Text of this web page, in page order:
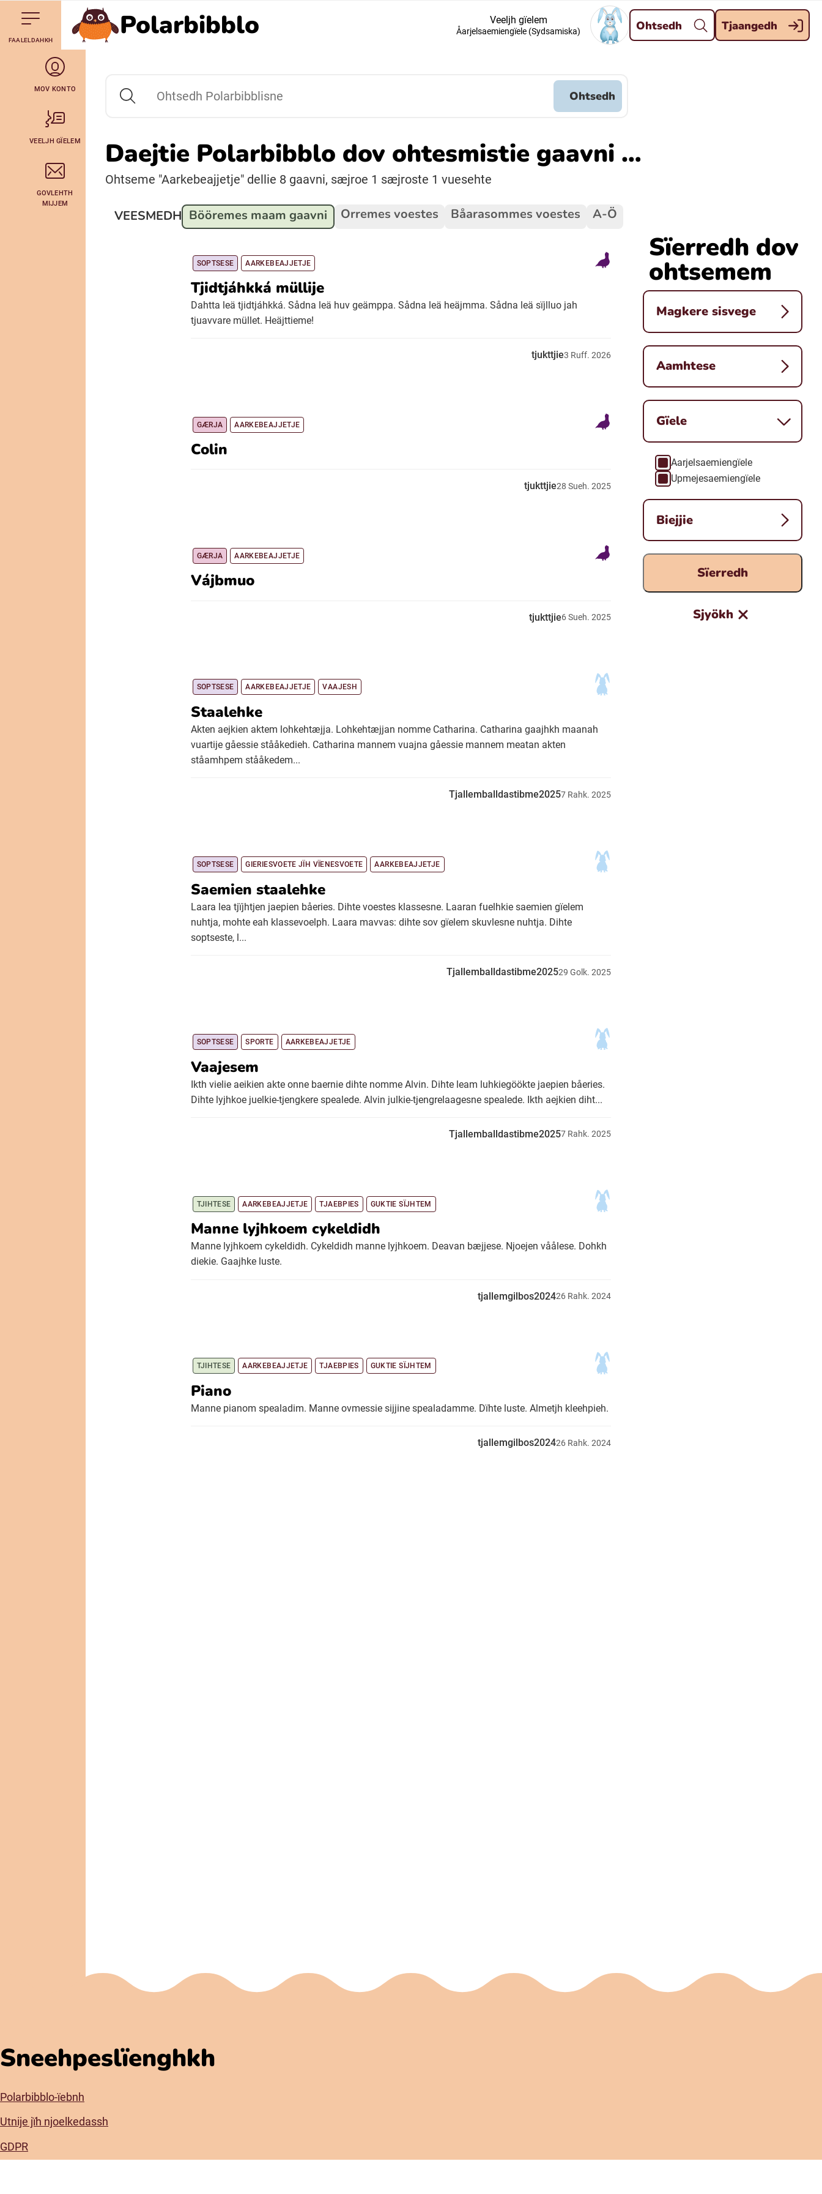
Till navigering av sidans innehåll
Till övergripande innehåll för webbplatsen
Svenska Meänkieli
Davvisámegiella (Nordsamiska)
Bidumsámegiella (Pitesamiska)
Resanderomani (Romska) Kelderash (Romska)
Lovari (Romska)
FAALELDAHKH AalkoebealanPolarbibblo Veeljh gïelem
Åarjelsaemiengïele (Sydsamiska) Ohtsedh Tjaangedh
MOV KONTO
VEELJH GÏELEM
GOVLEHTH
MIJJEM
Ohtsedh Polarbibblisne
Ohtsedh
Daejtie Polarbibblo dov ohtesmistie gaavni …
Ohtseme "Aarkebeajjetje" dellie 8 gaavni, sæjroe 1 sæjroste 1 vuesehte
Sïerredh dov
ohtsemem
Magkere sisvege
Aamhtese
Gïele
GïeleÅarjelsaemiengïele
Upmejesaemiengïele
Biejjie
Sïerredh
Sjyökh
VEESMEDH Bööremes maam gaavni Orremes voestes Båarasommes voestes A-Ö
SOPTSESE AARKEBEAJJETJE
Tjidtjáhkká müllije
Dahtta leä tjidtjáhkká. Sådna leä huv geämppa. Sådna leä heäjmma. Sådna leä sïjlluo jah
tjuavvare müllet. Heäjttieme!
tjukttjie3 Ruff. 2026
GÆRJA AARKEBEAJJETJE
Colin
tjukttjie28 Sueh. 2025
GÆRJA AARKEBEAJJETJE
Vájbmuo
tjukttjie6Sueh. 2025
SOPTSESE AARKEBEAJJETJE VAAJESH
Staalehke
Akten aejkien aktem lohkehtæjja. Lohkehtæjjan nomme Catharina. Catharina gaajhkh maanah
vuartije gåessie stååkedieh. Catharina mannem vuajna gåessie mannem meatan akten
ståamhpem stååkedem...
Tjallemballdastibme20257 Rahk. 2025
SOPTSESE GIERIESVOETE JÏH VÏENESVOETE AARKEBEAJJETJE
Saemien staalehke
Laara lea tjïjhtjen jaepien båeries. Dihte voestes klassesne. Laaran fuelhkie saemien gïelem
nuhtja, mohte eah klassevoelph. Laara mavvas: dihte sov gïelem skuvlesne nuhtja. Dihte
soptseste, l...
Tjallemballdastibme202529 Golk. 2025
SOPTSESE SPORTE AARKEBEAJJETJE
Vaajesem
Ikth vielie aeikien akte onne baernie dihte nomme Alvin. Dihte leam luhkiegöökte jaepien båeries.
Dihte lyjhkoe juelkie-tjengkere spealede. Alvin julkie-tjengrelaagesne spealede. Ikth aejkien diht...
Tjallemballdastibme20257 Rahk. 2025
TJIHTESE AARKEBEAJJETJE TJAEBPIES GUKTIE SÏJHTEM
Manne lyjhkoem cykeldidh
Manne lyjhkoem cykeldidh. Cykeldidh manne lyjhkoem. Deavan bæjjese. Njoejen våålese. Dohkh
diekie. Gaajhke luste.
tjallemgilbos202426 Rahk. 2024
TJIHTESE AARKEBEAJJETJE TJAEBPIES GUKTIE SÏJHTEM
Piano
Manne pianom spealadim. Manne ovmessie sijjine spealadamme. Dïhte luste. Almetjh kleehpieh.
tjallemgilbos202426 Rahk. 2024
Sneehpeslïenghkh
Polarbibblo-ïebnh
Utnije jïh njoelkedassh
GDPR